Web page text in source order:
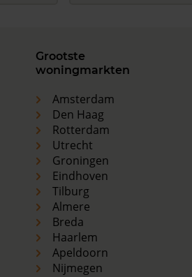
Grootste
woningmarkten
Amsterdam
Den Haag
Rotterdam
Utrecht
Groningen
Eindhoven
Tilburg
Almere
Breda
Haarlem
Apeldoorn
Nijmegen